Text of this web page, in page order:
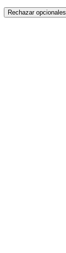
Rechazar opcionales